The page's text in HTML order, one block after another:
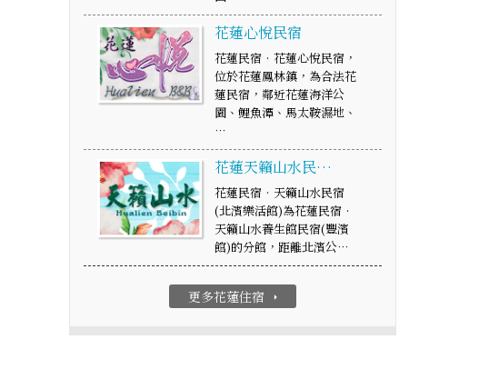
花蓮心悅民宿
花蓮民宿‧花蓮心悅民宿，
位於花蓮鳳林鎮，為合法花
蓮民宿，鄰近花蓮海洋公
園、鯉魚潭、馬太鞍濕地、
…
花蓮天籟山水民…
花蓮民宿‧天籟山水民宿
(北濱樂活館)為花蓮民宿‧
天籟山水養生館民宿(豐濱
館)的分館，距離北濱公…
更多花蓮住宿 arrow_right